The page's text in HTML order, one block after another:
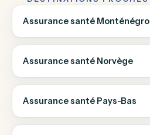
Assurance santé Monténégro
Assurance santé Norvège
Assurance santé Pays-Bas